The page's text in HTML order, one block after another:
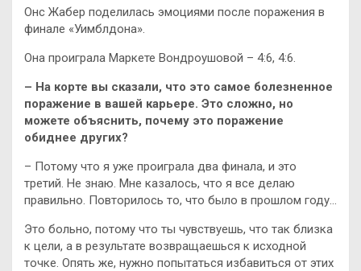
Онс Жабер поделилась эмоциями после поражения в
финале «Уимблдона».
Она проиграла Маркете Вондроушовой – 4:6, 4:6.
– На корте вы сказали, что это самое болезненное
поражение в вашей карьере. Это сложно, но
можете объяснить, почему это поражение
обиднее других?
– Потому что я уже проиграла два финала, и это
третий. Не знаю. Мне казалось, что я все делаю
правильно. Повторилось то, что было в прошлом году…
Это больно, потому что ты чувствуешь, что так близка
к цели, а в результате возвращаешься к исходной
точке. Опять же, нужно попытаться избавиться от этих